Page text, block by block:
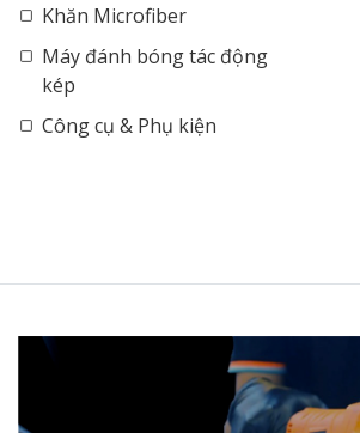
Khăn Microfiber
Máy đánh bóng tác động
kép
Công cụ & Phụ kiện